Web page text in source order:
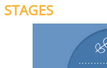
STAGES